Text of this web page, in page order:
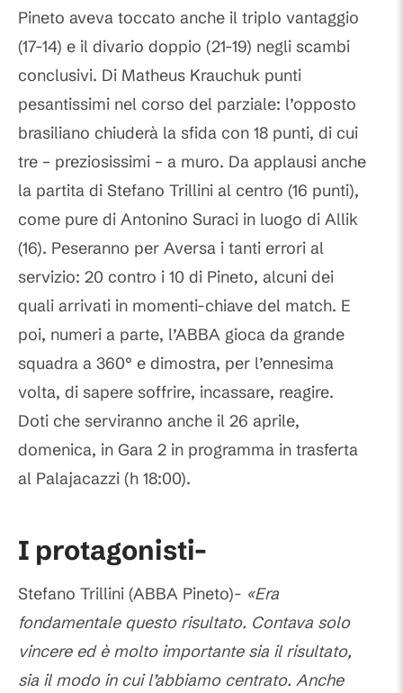
Pineto aveva toccato anche il triplo vantaggio
(17-14) e il divario doppio (21-19) negli scambi
conclusivi. Di Matheus Krauchuk punti
pesantissimi nel corso del parziale: l’opposto
brasiliano chiuderà la sfida con 18 punti, di cui
tre – preziosissimi – a muro. Da applausi anche
la partita di Stefano Trillini al centro (16 punti),
come pure di Antonino Suraci in luogo di Allik
(16). Peseranno per Aversa i tanti errori al
servizio: 20 contro i 10 di Pineto, alcuni dei
quali arrivati in momenti-chiave del match. E
poi, numeri a parte, l’ABBA gioca da grande
squadra a 360° e dimostra, per l’ennesima
volta, di sapere soffrire, incassare, reagire.
Doti che serviranno anche il 26 aprile,
domenica, in Gara 2 in programma in trasferta
al Palajacazzi (h 18:00).
I protagonisti-
Stefano Trillini (ABBA Pineto)- «Era
fondamentale questo risultato. Contava solo
vincere ed è molto importante sia il risultato,
sia il modo in cui l’abbiamo centrato. Anche